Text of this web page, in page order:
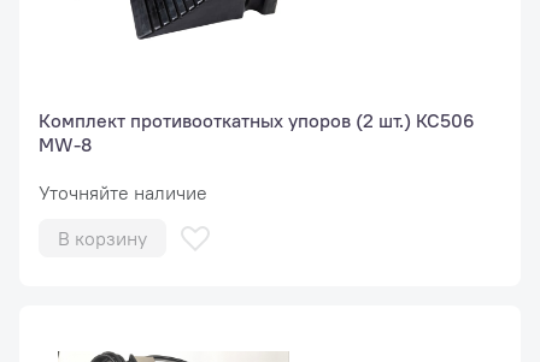
Комплект противооткатных упоров (2 шт.) КС506
MW-8
Уточняйте наличие
В корзину